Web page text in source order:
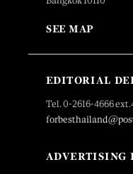
SEE MAP
EDITORIAL
Tel. 0-2616-4666
ADVERTISING